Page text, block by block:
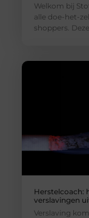
Welkom bij
alle doe-het-
shoppers.
Herstelcoach:
verslavingen
Verslaving